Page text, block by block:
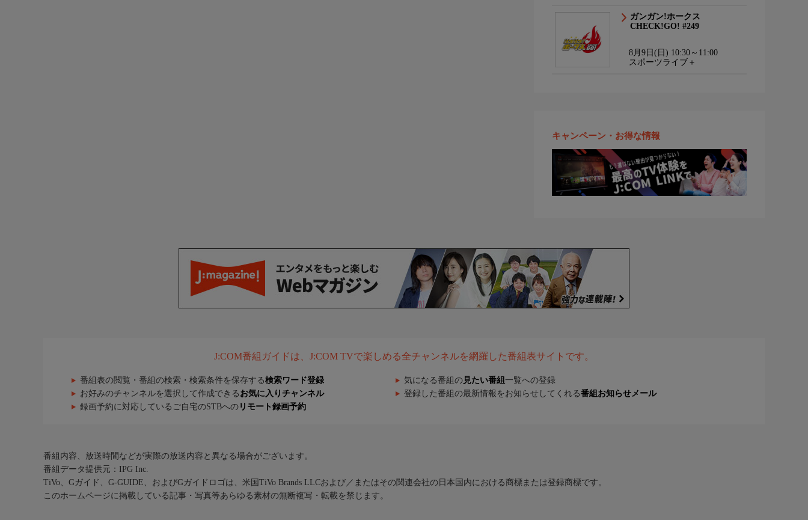
ガンガン!ホークス
CHECK!GO! #249
8月9日(日) 10:30～11:00
スポーツライブ＋
キャンペーン・お得な情報
J:COM番組ガイドは、J:COM TVで楽しめる全チャンネルを網羅した番組表サイトです。
番組表の閲覧・番組の検索・検索条件を保存する検索ワード登録 気になる番組の 見たい番組 一覧への登録
お好みのチャンネルを選択して作成できる お気に入りチャンネル 登録した番組の最新情報をお知らせしてくれる番組お知らせメール
録画予約に対応しているご自宅のSTBへの リモート録画予約
番組内容、放送時間などが実際の放送内容と異なる場合がございます。
番組データ提供元：IPG Inc.
TiVo、Gガイド、G-GUIDE、およびGガイドロゴは、米国TiVo Brands LLCおよび／またはその関連会社の日本国内における商標または登録商標です。
このホームページに掲載している記事・写真等あらゆる素材の無断複写・転載を禁じます。